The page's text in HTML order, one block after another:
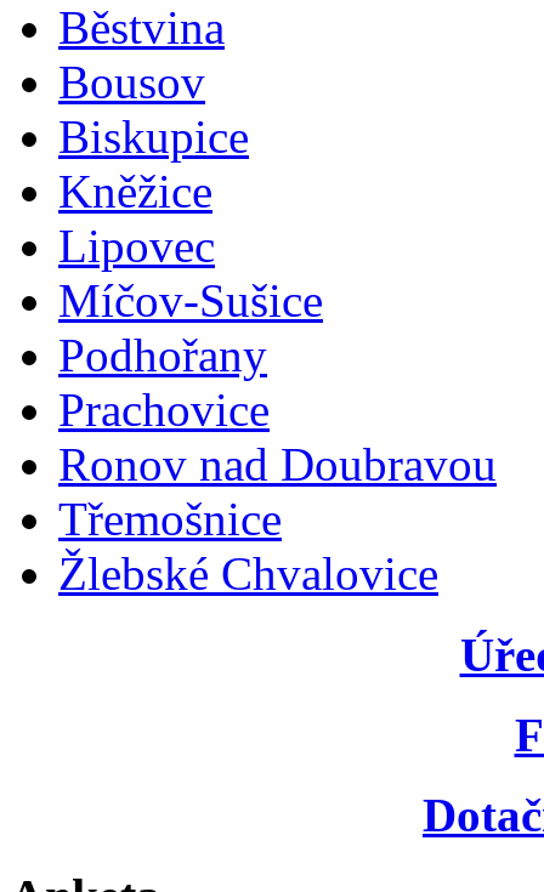
Běstvina
Bousov
Biskupice
Kněžice
Lipovec
Míčov-Sušice
Podhořany
Prachovice
Ronov nad Doubravou
Třemošnice
Žlebské Chvalovice